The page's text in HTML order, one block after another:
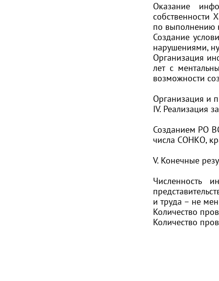
Оказание
собственности
по выполнению
Создание
нарушениями,
Организация
лет с
возможности
Организация и
IV. Реализация
Созданием РО
числа СОНКО,
V. Конечные
Численность
и труда – не
Количество
Количество